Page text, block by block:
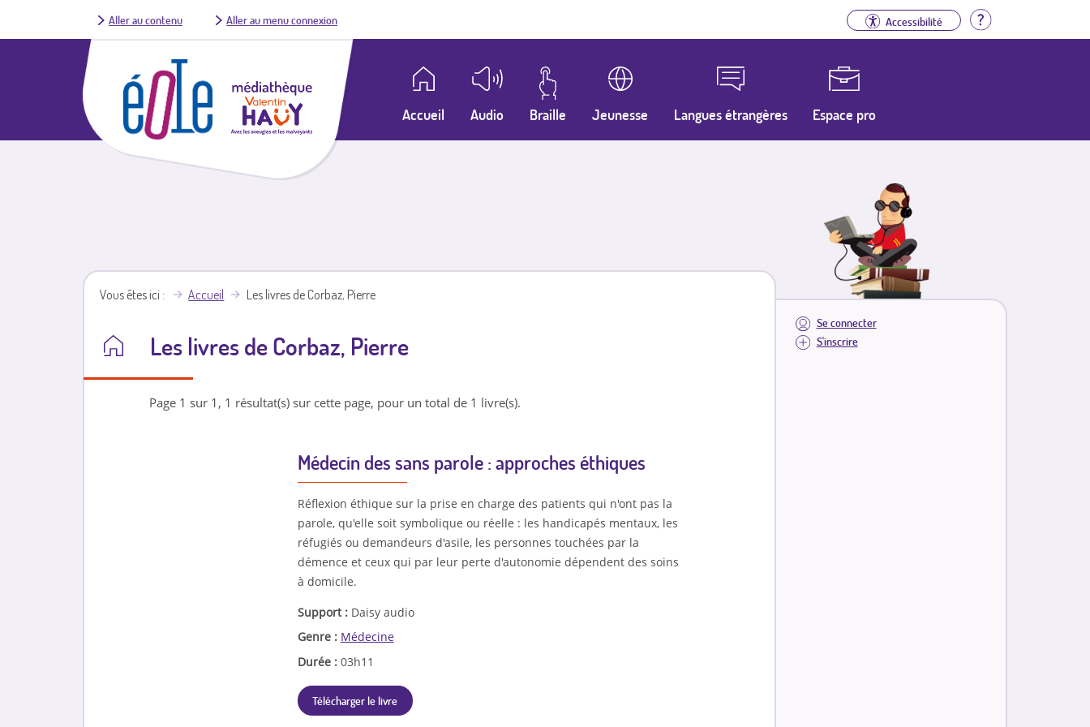
Aller au contenu Aller au menu connexion Accessibilité Aide
Accueil Audio Braille Jeunesse Langues étrangères Espace pro
Se connecter
S'inscrire
Vous êtes ici Accueil Les livres de Corbaz, Pierre
Les livres de Corbaz, Pierre
Page 1 sur 1, 1 résultat(s) sur cette page, pour un total de 1 livre(s).
Médecin des sans parole : approches éthiques
Réflexion éthique sur la prise en charge des patients qui n'ont pas la
parole, qu'elle soit symbolique ou réelle : les handicapés mentaux, les
réfugiés ou demandeurs d'asile, les personnes touchées par la
démence et ceux qui par leur perte d'autonomie dépendent des soins
à domicile.
Support : Daisy audio
Genre : Médecine
Durée : 03h11
Télécharger le livre